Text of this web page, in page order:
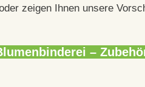
zeigen Ihnen unsere
–